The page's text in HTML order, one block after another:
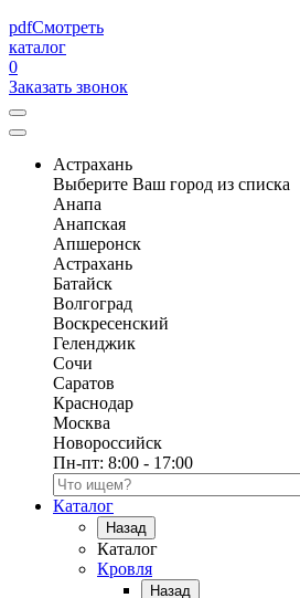
pdfСмотреть
каталог
0
Заказать звонок
Астрахань
Выберите Ваш город из списка
Анапа
Анапская
Апшеронск
Астрахань
Батайск
Волгоград
Воскресенский
Геленджик
Сочи
Саратов
Краснодар
Москва
Новороссийск
Пн-пт: 8:00 - 17:00
Поиск по каталогу
Каталог
Назад
Каталог
Кровля
Назад